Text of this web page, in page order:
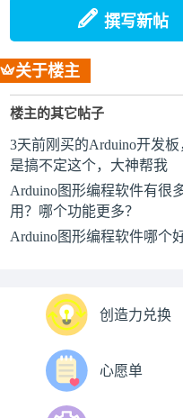
撰写新帖
关于楼主
楼主的其它帖子
3天前刚买的Arduino开发板
是搞不定这个，大神帮我
Arduino图形编程软件有很
用？哪个功能更多？
Arduino图形编程软件哪个
创造力兑换
心愿单